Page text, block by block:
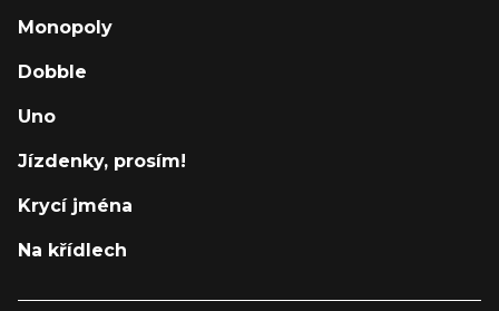
Monopoly
Dobble
Uno
Jízdenky, prosím!
Krycí jména
Na křídlech